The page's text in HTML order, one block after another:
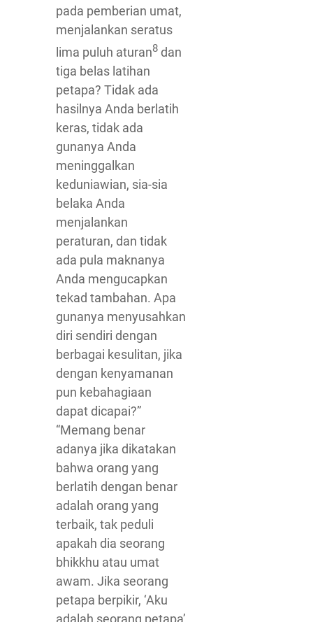
pada pemberian umat,
menjalankan seratus
lima puluh aturan8 dan
tiga belas latihan
petapa? Tidak ada
hasilnya Anda berlatih
keras, tidak ada
gunanya Anda
meninggalkan
keduniawian, sia-sia
belaka Anda
menjalankan
peraturan, dan tidak
ada pula maknanya
Anda mengucapkan
tekad tambahan. Apa
gunanya menyusahkan
diri sendiri dengan
berbagai kesulitan, jika
dengan kenyamanan
pun kebahagiaan
dapat dicapai?”
“Memang benar
adanya jika dikatakan
bahwa orang yang
berlatih dengan benar
adalah orang yang
terbaik, tak peduli
apakah dia seorang
bhikkhu atau umat
awam. Jika seorang
petapa berpikir, ‘Aku
adalah seorang petapa’